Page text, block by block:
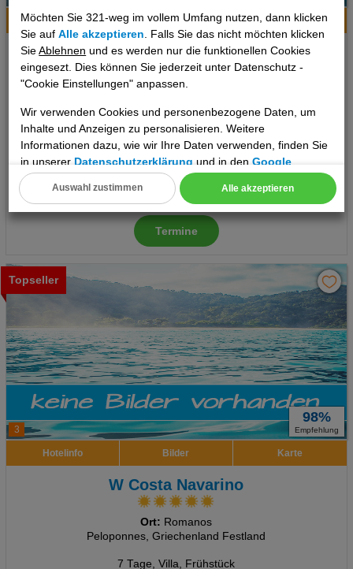
Möchten Sie 321-weg im vollem Umfang nutzen, dann klicken
Sie aufAlle akzeptieren . Falls Sie das nicht möchten klicken
SieAblehnen und es werden nur die funktionellen Cookies
eingesezt. Dies können Sie jederzeit unter Datenschutz -
"Cookie Einstellungen" anpassen.
Wir verwenden Cookies und personenbezogene Daten, um
Inhalte und Anzeigen zu personalisieren. Weitere
Informationen dazu, wie wir Ihre Daten verwenden, finden Sie
in unsererDatenschutzerklärung und in denGoogle
Datenschutz- und Nutzungsbedingungen
Cookie Einstellungen
Analyse
Advertising
Erweiterte Einstellungen
Alle akzeptieren
Auswahl zustimmen
Hotelinfo Bilder Karte
The Westin Resort, Costa Navarino
Ort:Romanos
7 Tage, Superior, Frühstück
ab
2458 €
pro Person
Termine
3
Topseller
98%
Empfehlung
Hotelinfo Bilder Karte
W Costa Navarino
Ort: Romanos
Peloponnes, Griechenland Festland
7 Tage, Villa, Frühstück